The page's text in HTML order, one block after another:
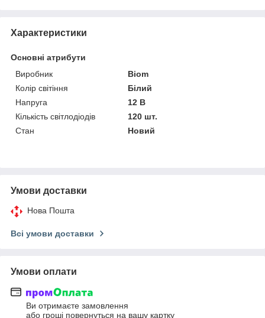
Характеристики
Основні атрибути
Виробник
Biom
Колір світіння
Білий
Напруга
12 В
Кількість світлодіодів
120 шт.
Стан
Новий
Умови доставки
Нова Пошта
Всі умови доставки
Умови оплати
Ви отримаєте замовлення
або гроші повернуться на вашу картку